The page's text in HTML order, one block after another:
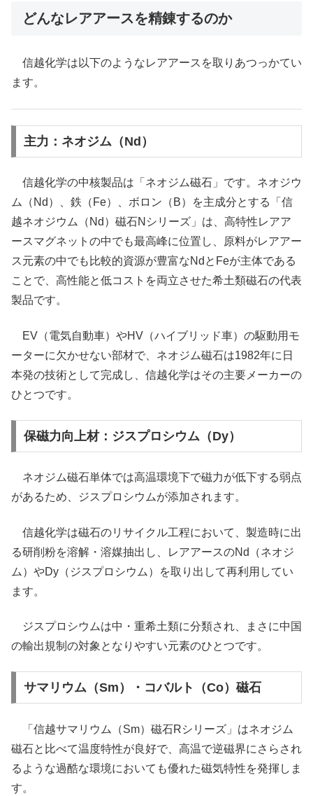
どんなレアアースを精錬するのか
信越化学は以下のようなレアアースを取りあつっかてい
ます。
主力：ネオジム（Nd）
信越化学の中核製品は「ネオジム磁石」です。ネオジウ
ム（Nd）、鉄（Fe）、ボロン（B）を主成分とする「信
越ネオジウム（Nd）磁石Nシリーズ」は、高特性レアア
ースマグネットの中でも最高峰に位置し、原料がレアアー
ス元素の中でも比較的資源が豊富なNdとFeが主体である
ことで、高性能と低コストを両立させた希土類磁石の代表
製品です。
EV（電気自動車）やHV（ハイブリッド車）の駆動用モ
ーターに欠かせない部材で、ネオジム磁石は1982年に日
本発の技術として完成し、信越化学はその主要メーカーの
ひとつです。
保磁力向上材：ジスプロシウム（Dy）
ネオジム磁石単体では高温環境下で磁力が低下する弱点
があるため、ジスプロシウムが添加されます。
信越化学は磁石のリサイクル工程において、製造時に出
る研削粉を溶解・溶媒抽出し、レアアースのNd（ネオジ
ム）やDy（ジスプロシウム）を取り出して再利用してい
ます。
ジスプロシウムは中・重希土類に分類され、まさに中国
の輸出規制の対象となりやすい元素のひとつです。
サマリウム（Sm）・コバルト（Co）磁石
「信越サマリウム（Sm）磁石Rシリーズ」はネオジム
磁石と比べて温度特性が良好で、高温で逆磁界にさらされ
るような過酷な環境においても優れた磁気特性を発揮しま
す。